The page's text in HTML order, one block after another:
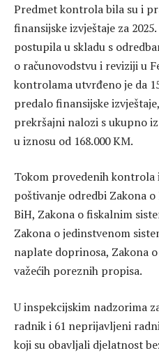
Predmet kontrola bila su i
finansijske izvještaje za
postupila u skladu s
o računovodstvu i reviziji u
kontrolama utvrđeno je da
predalo finansijske
prekršajni nalozi s ukupno
u iznosu od 168.000 KM.
Tokom provedenih
poštivanje odredbi Zakona
BiH, Zakona o fiskalnim
Zakona o jedinstvenom
naplate doprinosa, Zakona
važećih poreznih propisa.
U inspekcijskim nadzorima
radnik i 61 neprijavljeni
koji su obavljali djelatnost